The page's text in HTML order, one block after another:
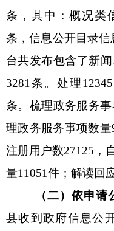
条，其中：概况类
条，信息公开目录信
台共发布包含了新
3281 条。处理
条。梳理政务服务事
理政务服务事项数量
注册用户数27125，
量11051件 ；解读回
（二）依申请
县收到政府信息公